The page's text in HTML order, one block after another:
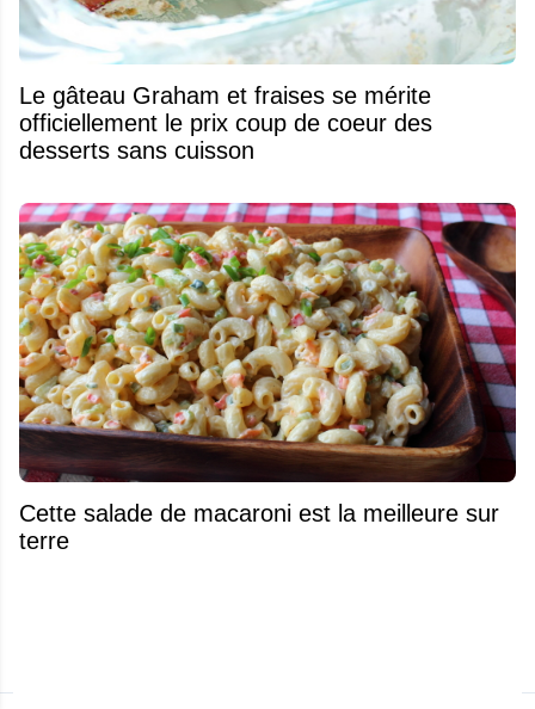
Le gâteau Graham et fraises se mérite
officiellement le prix coup de coeur des
desserts sans cuisson
Cette salade de macaroni est la meilleure sur
terre